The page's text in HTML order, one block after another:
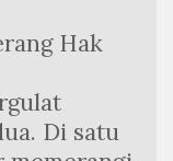
Hak
Di satu